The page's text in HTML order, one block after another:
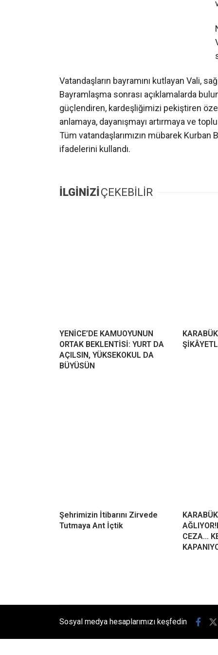
Vatandaşların bayramını kutlayan Vali,
Bayramlaşma sonrası açıklamalarda
güçlendiren, kardeşliğimizi pekiştiren
anlamaya, dayanışmayı artırmaya ve
Tüm vatandaşlarımızın mübarek Kurban
ifadelerini kullandı.
İLGİNİZİ ÇEKEBİLİR
YENİCE’DE KAMUOYUNUN
ORTAK BEKLENTİSİ: YURT DA
AÇILSIN, YÜKSEKOKUL DA
BÜYÜSÜN
Şehrimizin İtibarını Zirvede
Tutmaya Ant İçtik
CEZA…
Sosyal medya hesaplarımızı keşfedin